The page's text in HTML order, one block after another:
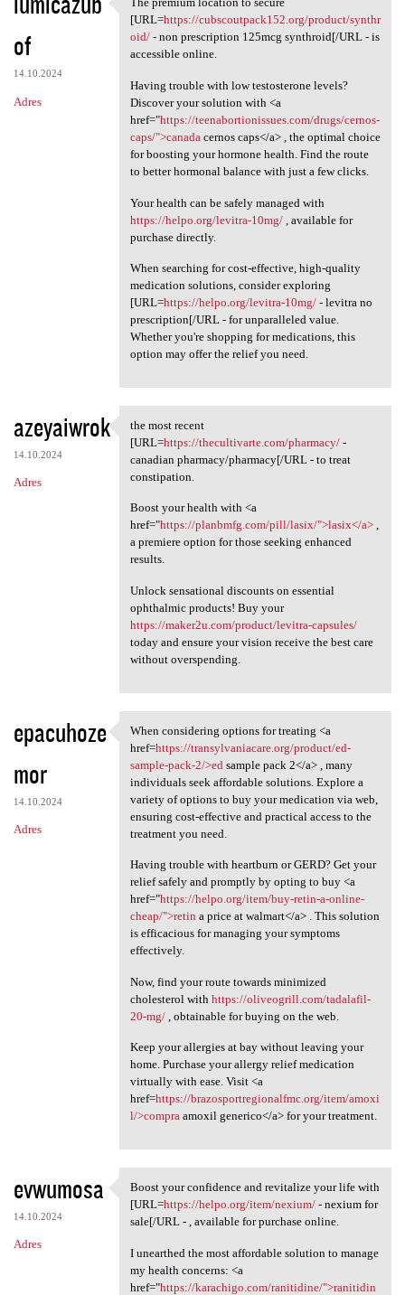
of
14.10.2024
Adres
The premium location to
[URL=https://cubscoutpack152.org/product/synthr
oid/- non prescription 125mcg synthroid[/URL - is
accessible online.
Having trouble with low testosterone levels?
Discover your solution with <a
href="https://teenabortionissues.com/drugs/cernos-
caps/">canada cernos caps</a> , the optimal choice
for boosting your hormone health. Find the route
to better hormonal balance with just a few clicks.
Your health can be safely managed with
https://helpo.org/levitra-10mg/, available for
purchase directly.
When searching for cost-effective, high-quality
medication solutions, consider exploring
[URL=https://helpo.org/levitra-10mg/- levitra no
prescription[/URL - for unparalleled value.
Whether you're shopping for medications, this
option may offer the relief you need.
azeyaiwrok
14.10.2024
Adres
the most recent [URL=https:/
the most recent
[URL=https://thecultivarte.com/pharmacy/-
canadian pharmacy/pharmacy[/URL - to treat
constipation.
Boost your health with <a
href="https://planbmfg.com/pill/lasix/">lasix</a>,
a premiere option for those seeking enhanced
results.
Unlock sensational discounts on essential
ophthalmic products! Buy your
https://maker2u.com/product/levitra-capsules/
today and ensure your vision receive the best care
without overspending.
epacuhoze
mor
14.10.2024
Adres
When considering options for
When considering options for treating <a
href=https://transylvaniacare.org/product/ed-
sample-pack-2/>ed sample pack 2</a> , many
individuals seek affordable solutions. Explore a
variety of options to buy your medication via web,
ensuring cost-effective and practical access to the
treatment you need.
Having trouble with heartburn or GERD? Get your
relief safely and promptly by opting to buy <a
href="https://helpo.org/item/buy-retin-a-online-
cheap/">retin a price at walmart</a> . This solution
is efficacious for managing your symptoms
effectively.
Now, find your route towards minimized
cholesterol with https://oliveogrill.com/tadalafil-
20-mg/, obtainable for buying on the web.
Keep your allergies at bay without leaving your
home. Purchase your allergy relief medication
virtually with ease. Visit <a
href=https://brazosportregionalfmc.org/item/amoxi
l/>compraamoxil generico</a> for your treatment.
evwumosa
14.10.2024
Adres
Boost your confidence and
Boost your confidence and revitalize your life with
[URL=https://helpo.org/item/nexium/- nexium for
sale[/URL - , available for purchase online.
I unearthed the most affordable solution to manage
my health concerns: <a
href="https://karachigo.com/ranitidine/">ranitidin